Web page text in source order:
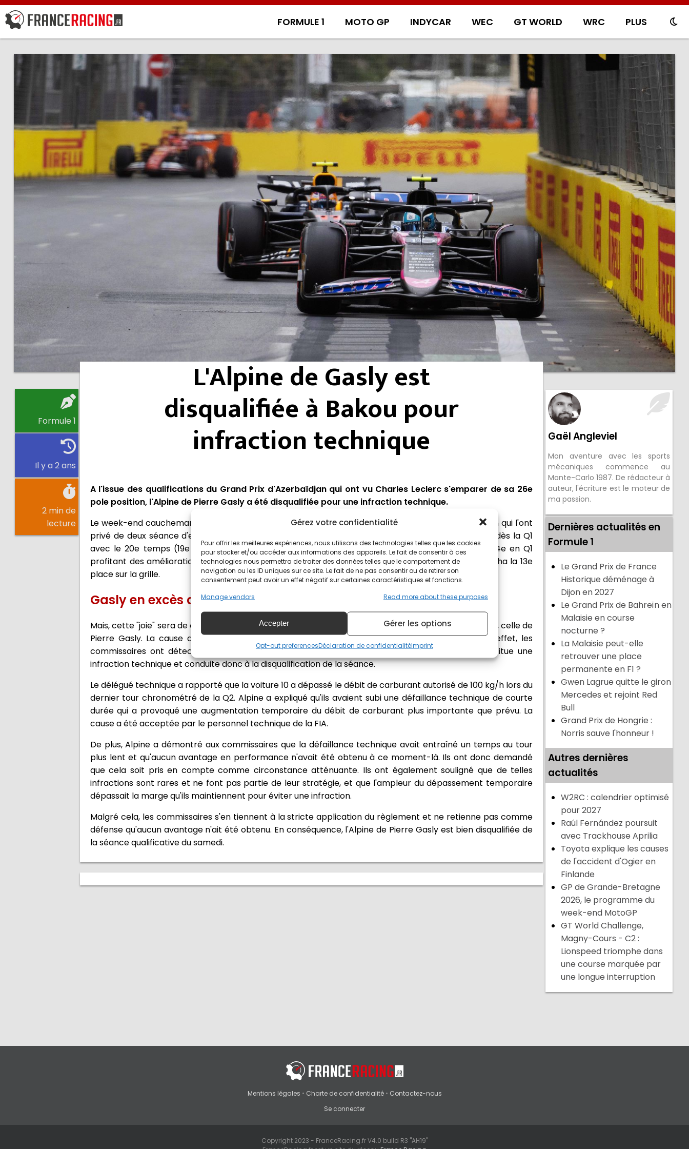
Gérez votre confidentialité
Pour offrir les meilleures expériences, nous utilisons des technologies telles que les cookies
pour stocker et/ou accéder aux informations des appareils. Le fait de consentir à ces
technologies nous permettra de traiter des données telles que le comportement de
navigation ou les ID uniques sur ce site. Le fait de ne pas consentir ou de retirer son
consentement peut avoir un effet négatif sur certaines caractéristiques et fonctions.
Manage vendors
Read more about these purposes
Accepter Gérer les options
Opt-out preferencesDéclaration de confidentialitéImprint
FORMULE 1 MOTO GP INDYCAR WEC GT WORLD WRC PLUS
Formule 1
Il y a 2 ans
2 min de
lecture
L'Alpine de Gasly est
disqualifiée à Bakou pour
infraction technique
A l'issue des qualifications du Grand Prix d'Azerbaïdjan qui ont vu Charles Leclerc s'emparer de sa 26e
pole position, l'Alpine de Pierre Gasly a été disqualifiée pour une infraction technique.
Le week-end cauchemardesque continue pour Alpine, après les ennuis mécaniques d'Esteban Ocon qui l'ont
privé de deux séance d'essais libres, le Normand n'a pas fait de miracles en qualifications, éliminé dès la Q1
avec le 20e temps (19e sur la grille après la pénalité de Zhou). Gasly, lui, parvenait à se hisser 4e en Q1
profitant des améliorations d'adhérence de la piste, mais stoppera sa progression en Q2, il décrocha la 13e
place sur la grille.
Gasly en excès de consommation d'essence
Mais, cette "joie" sera de courte durée puisqu'une investigation est rapidement notifié sur l'Alpine n°10, celle de
Pierre Gasly. La cause de l'infraction technique n'annonce rien de bon si cela est avéré. Et en effet, les
commissaires ont détecté un excès de la consommation instantané du carburant, ce qui constitue une
infraction technique et conduite donc à la disqualification de la séance.
Le délégué technique a rapporté que la voiture 10 a dépassé le débit de carburant autorisé de 100 kg/h lors du
dernier tour chronométré de la Q2. Alpine a expliqué qu'ils avaient subi une défaillance technique de courte
durée qui a provoqué une augmentation temporaire du débit de carburant plus importante que prévu. La
cause a été acceptée par le personnel technique de la FIA.
De plus, Alpine a démontré aux commissaires que la défaillance technique avait entraîné un temps au tour
plus lent et qu'aucun avantage en performance n'avait été obtenu à ce moment-là. Ils ont donc demandé
que cela soit pris en compte comme circonstance atténuante. Ils ont également souligné que de telles
infractions sont rares et ne font pas partie de leur stratégie, et que l'ampleur du dépassement temporaire
dépassait la marge qu'ils maintiennent pour éviter une infraction.
Malgré cela, les commissaires s'en tiennent à la stricte application du règlement et ne retienne pas comme
défense qu'aucun avantage n'ait été obtenu. En conséquence, l'Alpine de Pierre Gasly est bien disqualifiée de
la séance qualificative du samedi.
Gaël Angleviel
Mon aventure avec les sports
mécaniques commence au
Monte-Carlo 1987. De rédacteur à
auteur, l'écriture est le moteur de
ma passion.
Dernières actualités en
Formule 1
Le Grand Prix de France
Historique déménage à
Dijon en 2027
Le Grand Prix de Bahreïn en
Malaisie en course
nocturne ?
La Malaisie peut-elle
retrouver une place
permanente en F1 ?
Gwen Lagrue quitte le giron
Mercedes et rejoint Red
Bull
Grand Prix de Hongrie :
Norris sauve l'honneur !
Autres dernières
actualités
W2RC : calendrier optimisé
pour 2027
Raúl Fernández poursuit
avec Trackhouse Aprilia
Toyota explique les causes
de l'accident d'Ogier en
Finlande
GP de Grande-Bretagne
2026, le programme du
week-end MotoGP
GT World Challenge,
Magny-Cours - C2 :
Lionspeed triomphe dans
une course marquée par
une longue interruption
Mentions légales • Charte de confidentialité• Contactez-nous
Se connecter
Copyright 2023 - FranceRacing.fr V4.0 build R3 "AH19"